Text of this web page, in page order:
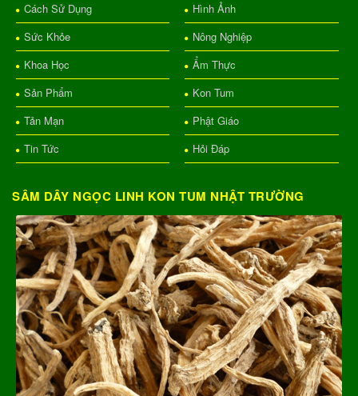
Cách Sử Dụng
Hình Ảnh
Sức Khỏe
Nông Nghiệp
Khoa Học
Ẩm Thực
Sản Phẩm
Kon Tum
Tản Mạn
Phật Giáo
Tin Tức
Hỏi Đáp
SÂM DÂY NGỌC LINH KON TUM NHẬT TRƯỜNG